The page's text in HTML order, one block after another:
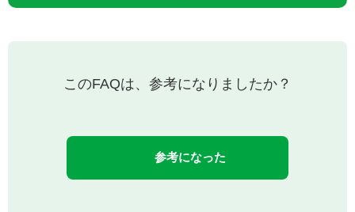
このFAQは、参考になりましたか？
参考になった